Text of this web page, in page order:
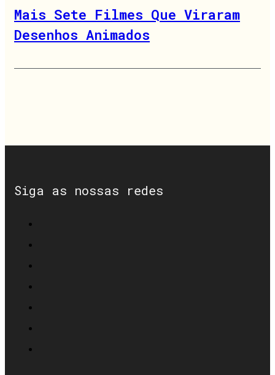
Mais Sete Filmes Que Viraram
Desenhos Animados
Siga as nossas redes